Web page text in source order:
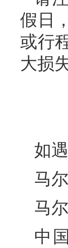
假日
或行
大损
如
马
马
中